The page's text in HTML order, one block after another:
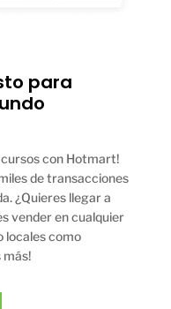
para
cursos con Hotmart!
de transacciones
¿Quieres llegar a
vender en cualquier
locales como
más!